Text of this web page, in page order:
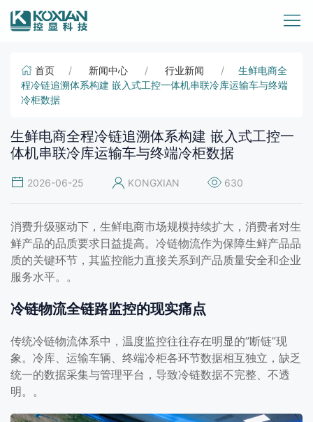
首页 新闻中心 行业新闻
生鲜电商全
程冷链追溯体系构建 嵌入式工控一体机串联冷库运输车与终端
冷柜数据
生鲜电商全程冷链追溯体系构建 嵌入式工控一
体机串联冷库运输车与终端冷柜数据
2026-06-25 KONGXIAN 630
消费升级驱动下，生鲜电商市场规模持续扩大，消费者对生
鲜产品的品质要求日益提高。冷链物流作为保障生鲜产品品
质的关键环节，其监控能力直接关系到产品质量安全和企业
服务水平。。
冷链物流全链路监控的现实痛点
传统冷链物流体系中，温度监控往往存在明显的”断链”现
象。冷库、运输车辆、终端冷柜各环节数据相互独立，缺乏
统一的数据采集与管理平台，导致冷链数据不完整、不透
明。。